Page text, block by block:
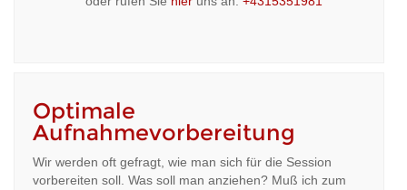
Optimale
Aufnahmevorbereitung
Wir werden oft gefragt, wie man sich für die Session
vorbereiten soll. Was soll man anziehen? Muß ich zum